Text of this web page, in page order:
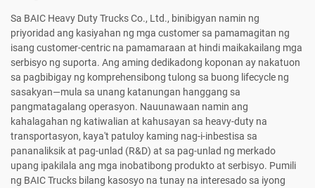
Sa BAIC Heavy Duty Trucks Co., Ltd., binibigyan namin ng
priyoridad ang kasiyahan ng mga customer sa pamamagitan ng
isang customer-centric na pamamaraan at hindi maikakailang mga
serbisyo ng suporta. Ang aming dedikadong koponan ay nakatuon
sa pagbibigay ng komprehensibong tulong sa buong lifecycle ng
sasakyan—mula sa unang katanungan hanggang sa
pangmatagalang operasyon. Nauunawaan namin ang
kahalagahan ng katiwalian at kahusayan sa heavy-duty na
transportasyon, kaya't patuloy kaming nag-i-inbestisa sa
pananaliksik at pag-unlad (R&D) at sa pag-unlad ng merkado
upang ipakilala ang mga inobatibong produkto at serbisyo. Pumili
ng BAIC Trucks bilang kasosyo na tunay na interesado sa iyong